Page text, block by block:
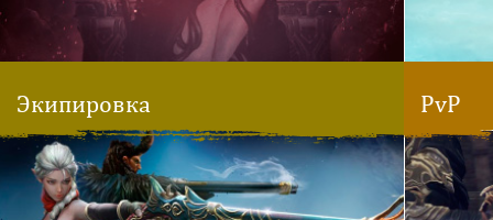
Экипировка PvP